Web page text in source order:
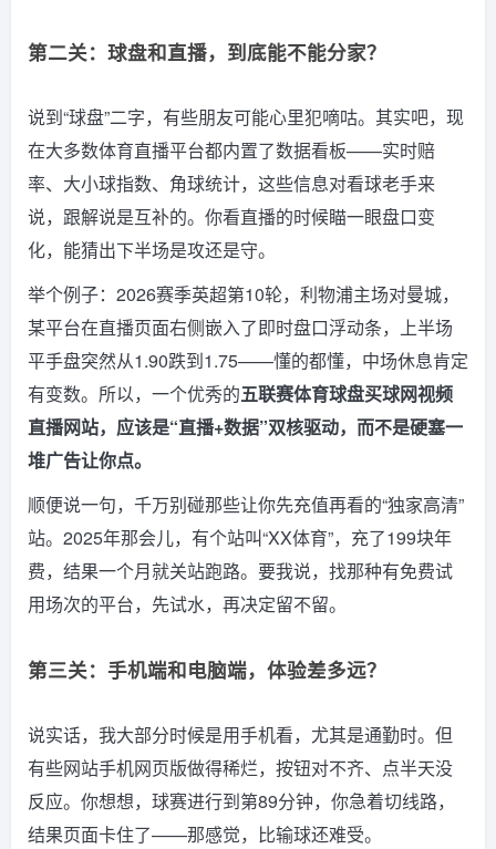
第二关：球盘和直播，到底能不能分家？
说到“球盘”二字，有些朋友可能心里犯嘀咕。其实吧，现
在大多数体育直播平台都内置了数据看板——实时赔
率、大小球指数、角球统计，这些信息对看球老手来
说，跟解说是互补的。你看直播的时候瞄一眼盘口变
化，能猜出下半场是攻还是守。
举个例子：2026赛季英超第10轮，利物浦主场对曼城，
某平台在直播页面右侧嵌入了即时盘口浮动条，上半场
平手盘突然从1.90跌到1.75——懂的都懂，中场休息肯定
有变数。所以，一个优秀的五联赛体育球盘买球网视频
直播网站，应该是“直播+数据”双核驱动，而不是硬塞一
堆广告让你点。
顺便说一句，千万别碰那些让你先充值再看的“独家高清”
站。2025年那会儿，有个站叫“XX体育”，充了199块年
费，结果一个月就关站跑路。要我说，找那种有免费试
用场次的平台，先试水，再决定留不留。
第三关：手机端和电脑端，体验差多远？
说实话，我大部分时候是用手机看，尤其是通勤时。但
有些网站手机网页版做得稀烂，按钮对不齐、点半天没
反应。你想想，球赛进行到第89分钟，你急着切线路，
结果页面卡住了——那感觉，比输球还难受。